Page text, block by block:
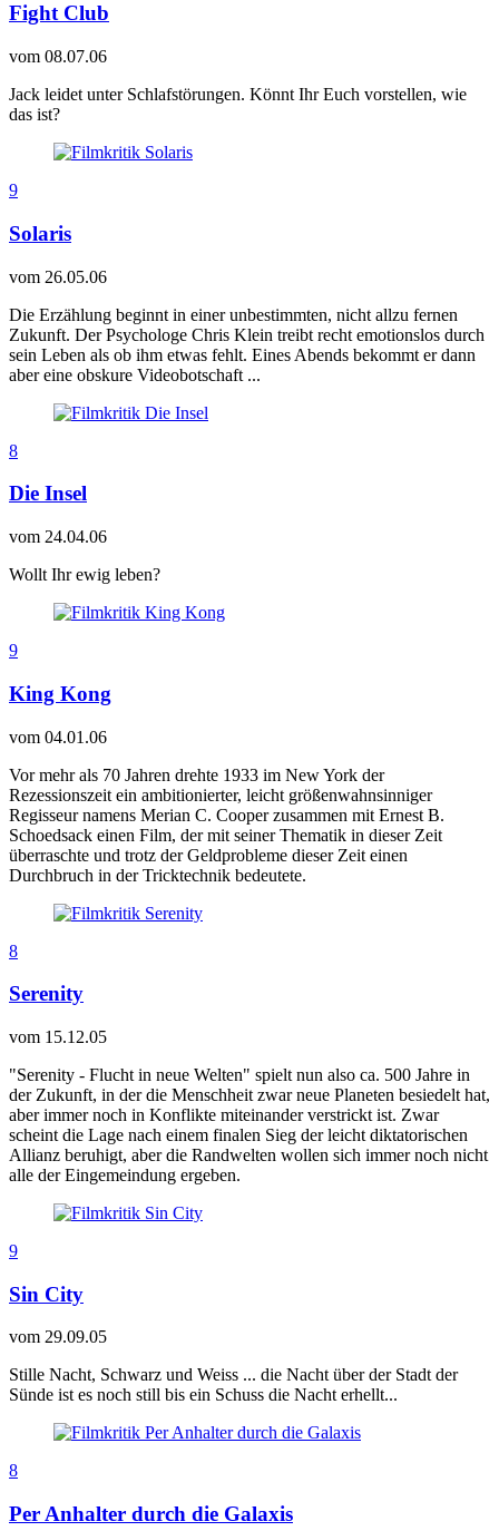
Fight Club
vom 08.07.06
Jack leidet unter Schlafstörungen. Könnt Ihr Euch vorstellen, wie
das ist?
9
Solaris
vom 26.05.06
Die Erzählung beginnt in einer unbestimmten, nicht allzu fernen
Zukunft. Der Psychologe Chris Klein treibt recht emotionslos durch
sein Leben als ob ihm etwas fehlt. Eines Abends bekommt er dann
aber eine obskure Videobotschaft ...
8
Die Insel
vom 24.04.06
Wollt Ihr ewig leben?
9
King Kong
vom 04.01.06
Vor mehr als 70 Jahren drehte 1933 im New York der
Rezessionszeit ein ambitionierter, leicht größenwahnsinniger
Regisseur namens Merian C. Cooper zusammen mit Ernest B.
Schoedsack einen Film, der mit seiner Thematik in dieser Zeit
überraschte und trotz der Geldprobleme dieser Zeit einen
Durchbruch in der Tricktechnik bedeutete.
8
Serenity
vom 15.12.05
"Serenity - Flucht in neue Welten" spielt nun also ca. 500 Jahre in
der Zukunft, in der die Menschheit zwar neue Planeten besiedelt hat,
aber immer noch in Konflikte miteinander verstrickt ist. Zwar
scheint die Lage nach einem finalen Sieg der leicht diktatorischen
Allianz beruhigt, aber die Randwelten wollen sich immer noch nicht
alle der Eingemeindung ergeben.
9
Sin City
vom 29.09.05
Stille Nacht, Schwarz und Weiss ... die Nacht über der Stadt der
Sünde ist es noch still bis ein Schuss die Nacht erhellt...
8
Per Anhalter durch die Galaxis